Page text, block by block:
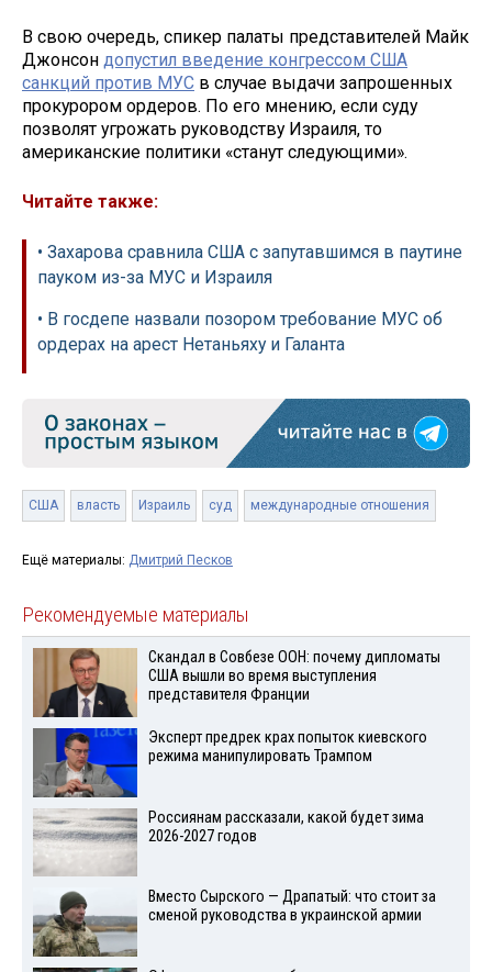
В свою очередь, спикер палаты представителей Майк
Джонсон допустил введение конгрессом США
санкций против МУС в случае выдачи запрошенных
прокурором ордеров. По его мнению, если суду
позволят угрожать руководству Израиля, то
американские политики «станут следующими».
Читайте также:
• Захарова сравнила США с запутавшимся в паутине
пауком из-за МУС и Израиля
• В госдепе назвали позором требование МУС об
ордерах на арест Нетаньяху и Галанта
США власть Израиль суд международные отношения
Ещё материалы: Дмитрий Песков
Рекомендуемые материалы
Скандал в Совбезе ООН: почему дипломаты
США вышли во время выступления
представителя Франции
Эксперт предрек крах попыток киевского
режима манипулировать Трампом
Россиянам рассказали, какой будет зима
2026-2027 годов
Вместо Сырского — Драпатый: что стоит за
сменой руководства в украинской армии